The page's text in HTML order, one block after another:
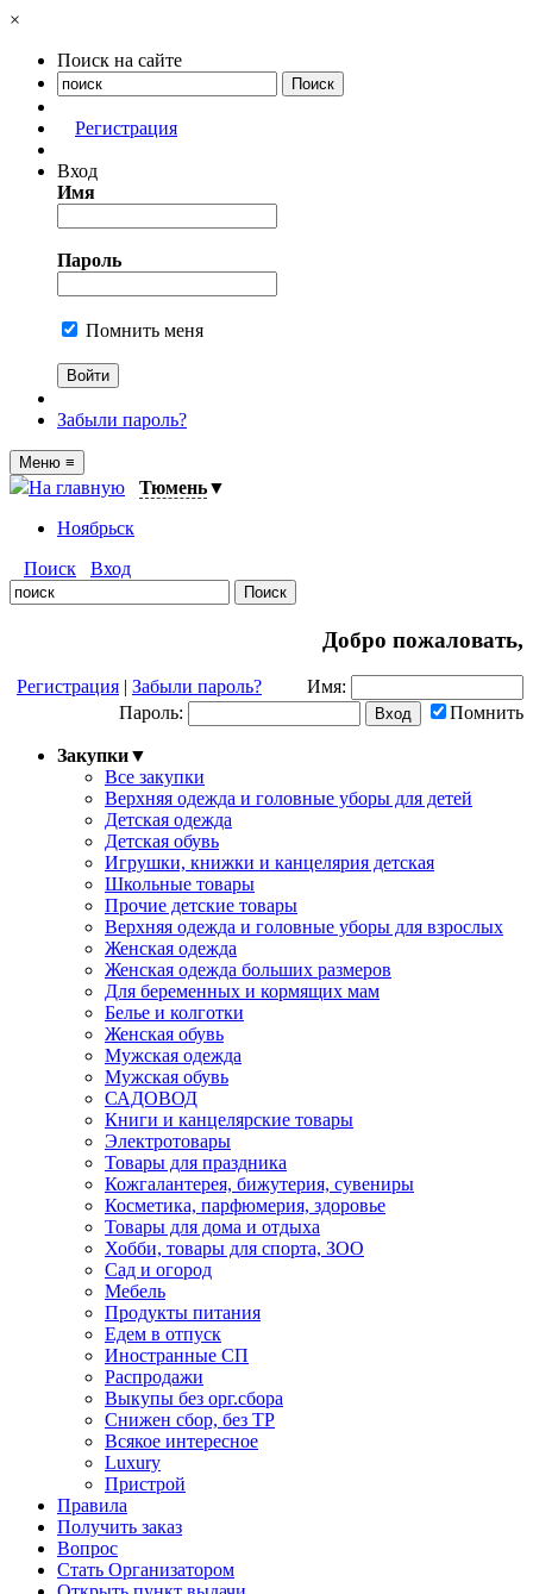
×
Поиск на сайте
Регистрация
Вход
Имя
Пароль
Помнить меня
Забыли пароль?
Меню ≡
На главную Тюмень▼
Ноябрьск
Поиск
Вход
Добро пожаловать,
Регистрация | Забыли пароль?
Имя:
Пароль:
Помнить
Закупки▼
Все закупки
Верхняя одежда и головные уборы для детей
Детская одежда
Детская обувь
Игрушки, книжки и канцелярия детская
Школьные товары
Прочие детские товары
Верхняя одежда и головные уборы для взрослых
Женская одежда
Женская одежда больших размеров
Для беременных и кормящих мам
Белье и колготки
Женская обувь
Мужская одежда
Мужская обувь
САДОВОД
Книги и канцелярские товары
Электротовары
Товары для праздника
Кожгалантерея, бижутерия, сувениры
Косметика, парфюмерия, здоровье
Товары для дома и отдыха
Хобби, товары для спорта, ЗОО
Сад и огород
Мебель
Продукты питания
Едем в отпуск
Иностранные СП
Распродажи
Выкупы без орг.сбора
Снижен сбор, без ТР
Всякое интересное
Luxury
Пристрой
Правила
Получить заказ
Вопрос
Стать Организатором